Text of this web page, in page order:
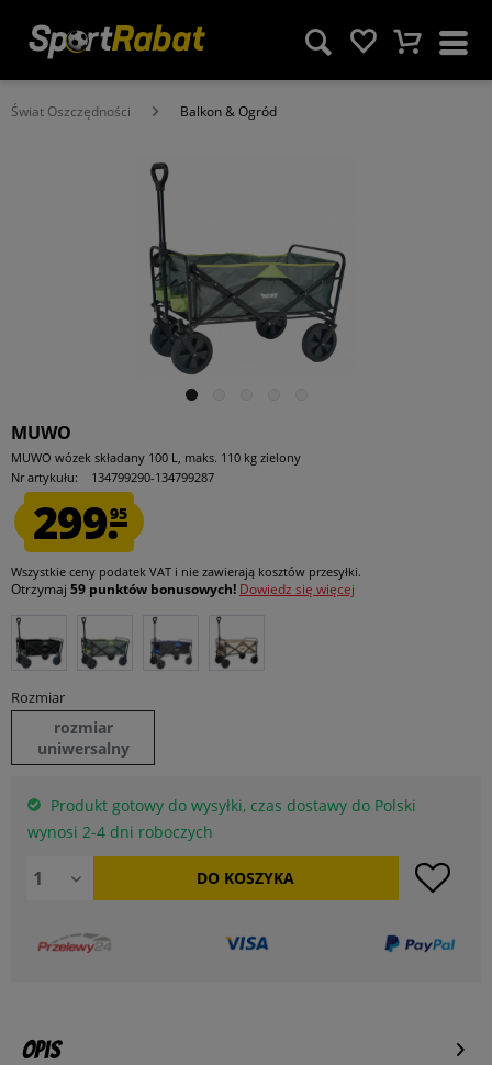
Świat Oszczędności Balkon & Ogród
MUWO
MUWO wózek składany 100 L, maks. 110 kg zielony
Nr artykułu:
134799290-134799287
299.95
Wszystkie ceny podatek VAT i nie zawierają kosztów przesyłki.
Otrzymaj 59 punktów bonusowych! Dowiedz się więcej
Rozmiar
rozmiar
uniwersalny
Produkt gotowy do wysyłki, czas dostawy do Polski
wynosi 2-4 dni roboczych
DO KOSZYKA
Opis